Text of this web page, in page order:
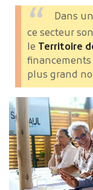
Dans
ce secteur
le Territoire
financements
plus grand